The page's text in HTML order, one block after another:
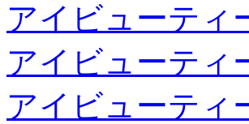
アイビューティ
アイビューティ
アイビューティ